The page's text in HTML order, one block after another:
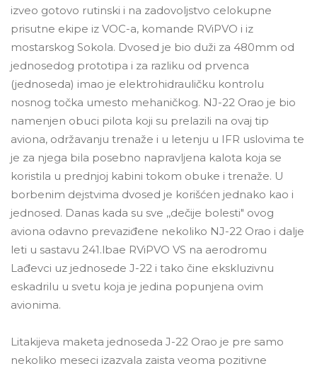
izveo gotovo rutinski i na zadovoljstvo celokupne
prisutne ekipe iz VOC-a, komande RViPVO i iz
mostarskog Sokola. Dvosed je bio duži za 480mm od
jednosedog prototipa i za razliku od prvenca
(jednoseda) imao je elektrohidrauličku kontrolu
nosnog točka umesto mehaničkog. NJ-22 Orao je bio
namenjen obuci pilota koji su prelazili na ovaj tip
aviona, održavanju trenaže i u letenju u IFR uslovima te
je za njega bila posebno napravljena kalota koja se
koristila u prednjoj kabini tokom obuke i trenaže. U
borbenim dejstvima dvosed je korišćen jednako kao i
jednosed. Danas kada su sve ,,dečije bolesti" ovog
aviona odavno prevaziđene nekoliko NJ-22 Orao i dalje
leti u sastavu 241.lbae RViPVO VS na aerodromu
Lađevci uz jednosede J-22 i tako čine ekskluzivnu
eskadrilu u svetu koja je jedina popunjena ovim
avionima.
Litakijeva maketa jednoseda J-22 Orao je pre samo
nekoliko meseci izazvala zaista veoma pozitivne